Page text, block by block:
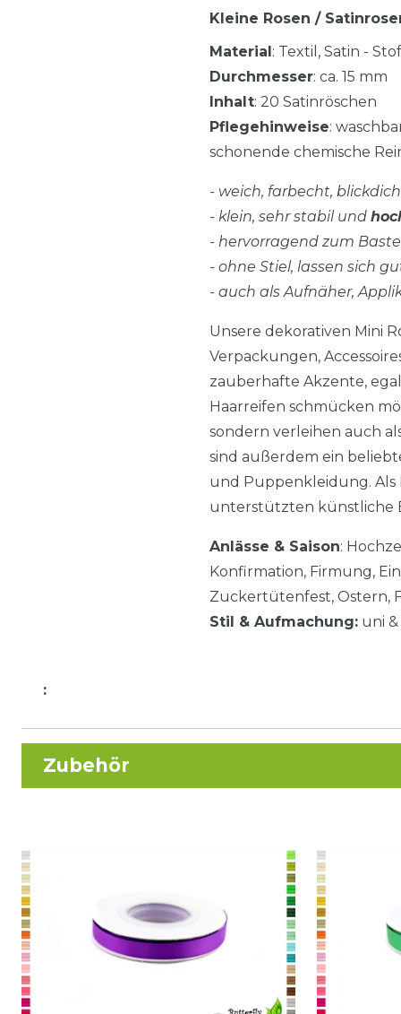
Kleine Rosen /
Material : Textil, Satin -
Durchmesser: ca. 15 mm
Inhalt: 20 Satinröschen
Pflegehinweise:
schonende chemische
- weich, farbecht,
- klein, sehr stabil und
- hervorragend zum
- ohne Stiel, lassen sich
- auch als Aufnäher,
Unsere dekorativen Mini
Verpackungen,
zauberhafte Akzente,
Haarreifen schmücken
sondern verleihen auch
sind außerdem ein
und Puppenkleidung. Als
unterstützten künstliche
Anlässe & Saison:
Konfirmation, Firmung,
Zuckertütenfest, Ostern,
Stil & Aufmachung: uni
:
Zubehör